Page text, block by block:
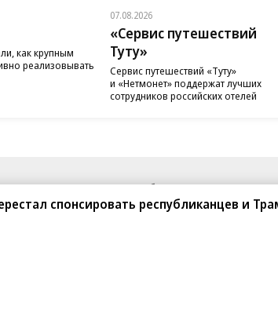
как крупным
реализовывать
07.08.2026
«Сервис путешествий
Туту»
Сервис путешествий «Туту»
и «Нетмонет» поддержат лучших
сотрудников российских отелей
спонсировать республиканцев и
Реклама
Вакансии
Обратная связь
Правовая информация